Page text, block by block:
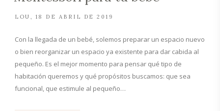
LOU 18 DE ABRIL DE 2019
Con la llegada de un bebé, solemos preparar un espacio nuevo
o bien reorganizar un espacio ya existente para dar cabida al
pequeño. Es el mejor momento para pensar qué tipo de
habitación queremos y qué propósitos buscamos: que sea
funcional, que estimule al pequeño…